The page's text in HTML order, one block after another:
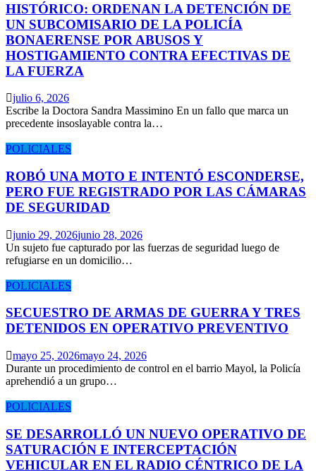
HISTÓRICO: ORDENAN LA DETENCIÓN DE
UN SUBCOMISARIO DE LA POLICÍA
BONAERENSE POR ABUSOS Y
HOSTIGAMIENTO CONTRA EFECTIVAS DE
LA FUERZA
julio 6, 2026
Escribe la Doctora Sandra Massimino En un fallo que marca un
precedente insoslayable contra la…
POLICIALES
ROBÓ UNA MOTO E INTENTÓ ESCONDERSE,
PERO FUE REGISTRADO POR LAS CÁMARAS
DE SEGURIDAD
junio 29, 2026junio 28, 2026
Un sujeto fue capturado por las fuerzas de seguridad luego de
refugiarse en un domicilio…
POLICIALES
SECUESTRO DE ARMAS DE GUERRA Y TRES
DETENIDOS EN OPERATIVO PREVENTIVO
mayo 25, 2026mayo 24, 2026
Durante un procedimiento de control en el barrio Mayol, la Policía
aprehendió a un grupo…
POLICIALES
SE DESARROLLÓ UN NUEVO OPERATIVO DE
SATURACIÓN E INTERCEPTACIÓN
VEHICULAR EN EL RADIO CÉNTRICO DE LA